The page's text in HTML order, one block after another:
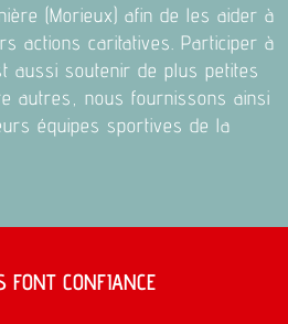
(Morieux) afin de les aider à
actions caritatives. Participer à
aussi soutenir de plus petites
autres, nous fournissons ainsi
équipes sportives de la
FONT CONFIANCE